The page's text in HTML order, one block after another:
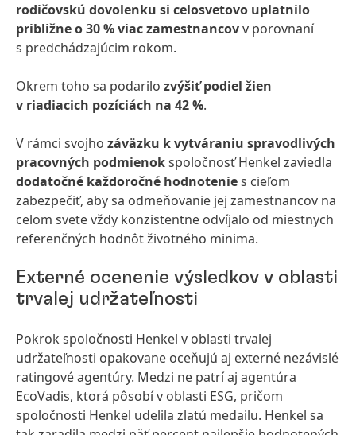
rodičovskú dovolenku si celosvetovo uplatnilo
približne o 30 % viac zamestnancovv porovnaní
s predchádzajúcim rokom.
Okrem toho sa podarilo zvýšiť podiel žien
v riadiacich pozíciách na 42 %.
V rámci svojho záväzku k vytváraniu spravodlivých
pracovných podmienokspoločnosť Henkel zaviedla
dodatočné každoročné hodnotenies cieľom
zabezpečiť, aby sa odmeňovanie jej zamestnancov na
celom svete vždy konzistentne odvíjalo od miestnych
referenčných hodnôt životného minima.
Externé ocenenie výsledkov v oblasti
trvalej udržateľnosti
Pokrok spoločnosti Henkel v oblasti trvalej
udržateľnosti opakovane oceňujú aj externé nezávislé
ratingové agentúry. Medzi ne patrí aj agentúra
EcoVadis, ktorá pôsobí v oblasti ESG, pričom
spoločnosti Henkel udelila zlatú medailu. Henkel sa